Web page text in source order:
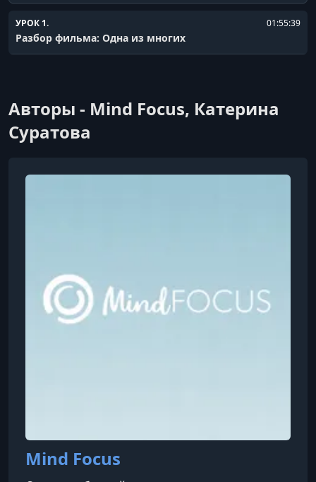
УРОК 1. 01:55:39
Разбор фильма: Одна из многих
Авторы - Mind Focus, Катерина
Суратова
Mind Focus